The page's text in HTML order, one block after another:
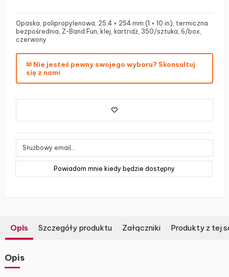
Opaska, polipropylenowa, 25,4 × 254 mm (1 × 10 in), termiczna
bezpośrednia, Z-Band Fun, klej, kartridż, 350/sztuka, 6/box,
czerwony
✉ Nie jesteś pewny swojego wyboru? Skonsultuj
się z nami
Opis Szczegóły produktu Załączniki Produkty z tej
Opis